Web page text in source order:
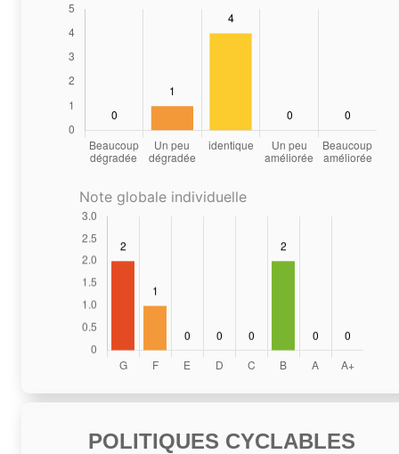
Note globale individuelle
POLITIQUES CYCLABLES